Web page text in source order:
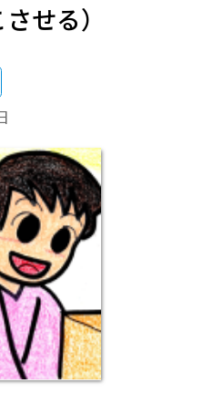
せる）